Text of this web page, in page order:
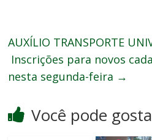
AUXÍLIO TRANSPORTE
Inscrições para novos
nesta segunda-feira →
Você pode